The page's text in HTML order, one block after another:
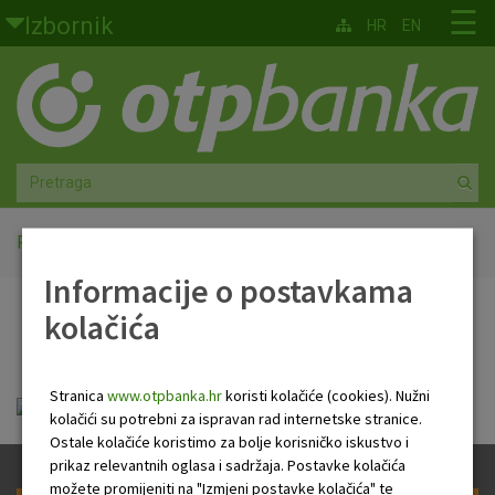
Skoči na glavni sadržaj
Izbornik
Građani
Privatno bankarstvo
Agro
Mala poduzeća i obrtnici
Srednja i velika poduzeća
Faktoring
O nama
☰
HR EN
Početna
HR Newsletter
HR Newsletter 17 04 2019 .pdf
Informacije o postavkama
kolačića
Stranica www.otpbanka.hrkoristi kolačiće (cookies). Nužni
kolačići su potrebni za ispravan rad internetske stranice.
Ostale kolačiće koristimo za bolje korisničko iskustvo i
prikaz relevantnih oglasa i sadržaja. Postavke kolačića
možete promijeniti na "Izmjeni postavke kolačića" te